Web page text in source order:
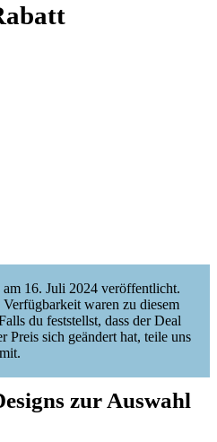
16. Juli 2024 veröffentlicht.
waren zu diesem
du feststellst, dass der Deal
Preis sich geändert hat, teile uns
zur Auswahl